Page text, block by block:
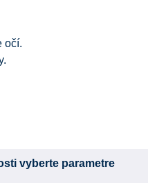
očí.
vyberte parametre